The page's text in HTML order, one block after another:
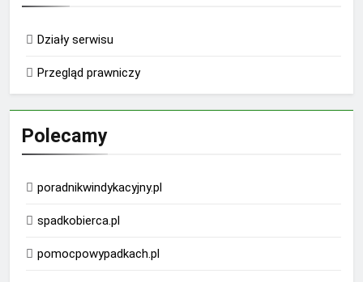
Działy serwisu
Przegląd prawniczy
Polecamy
poradnikwindykacyjny.pl
spadkobierca.pl
pomocpowypadkach.pl